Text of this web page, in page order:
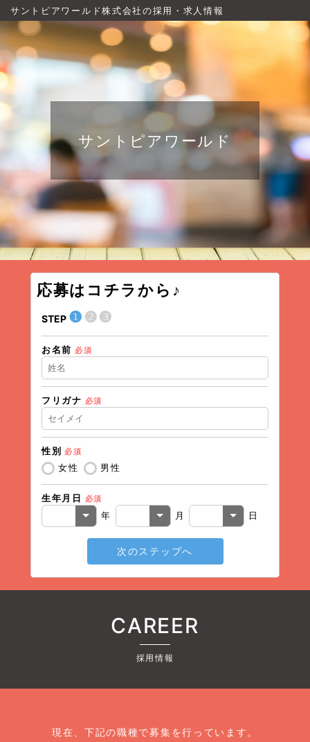
サントピアワールド株式会社の採用・求人情報
サントピアワールド
応募はコチラから♪
STEP ❶❷❸
お名前 必須
フリガナ 必須
性別 必須
女性 男性
生年月日 必須
年 月 日
次のステップへ
CAREER
採用情報
現在、下記の職種で募集を行っています。